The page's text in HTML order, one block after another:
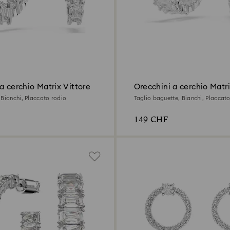
cerchio Matrix Vittore
Placcato rodio
Orecchini a cerchio
Taglio baguette, Bianchi,
149 CHF